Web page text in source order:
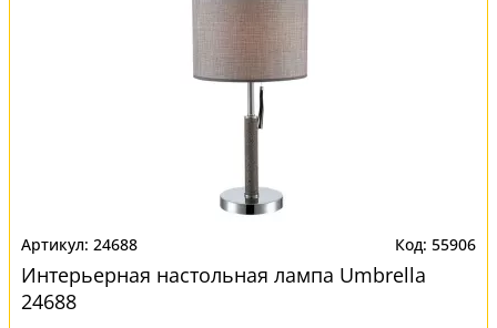
24688 55906
Интерьерная настольная лампа Umbrella
24688